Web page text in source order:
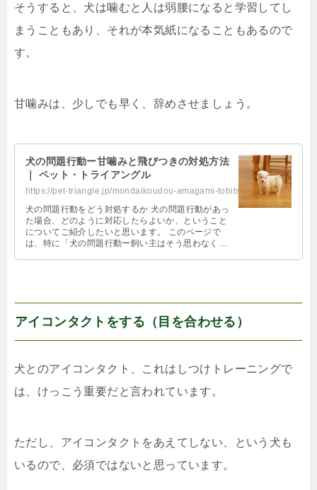
そうすると、犬は噛むと人は弱腰になると学習してし
まうこともあり、それが本気紙になることもあるので
す。
甘噛みは、少しでも早く、辞めさせましょう。
犬の問題行動ー甘噛みと飛びつきの対処方法
｜ ペット・トライアングル
https://pet-triangle.jp/mondaikoudou-amagami-tobitsuki
犬の問題行動をどう対処するか 犬の問題行動があっ
た場合、どのように対応したらよいか、ということ
についてご紹介したいと思います。 このページで
は、特に「犬の問題行動ー飼い主はそう思わなくて
アイコンタクトをする（目を合わせる）
犬とのアイコンタクト、これはしつけトレーニングで
は、けっこう重要だと言われています。
ただし、アイコンタクトをあえてしない、という犬も
いるので、必須ではないと思っています。